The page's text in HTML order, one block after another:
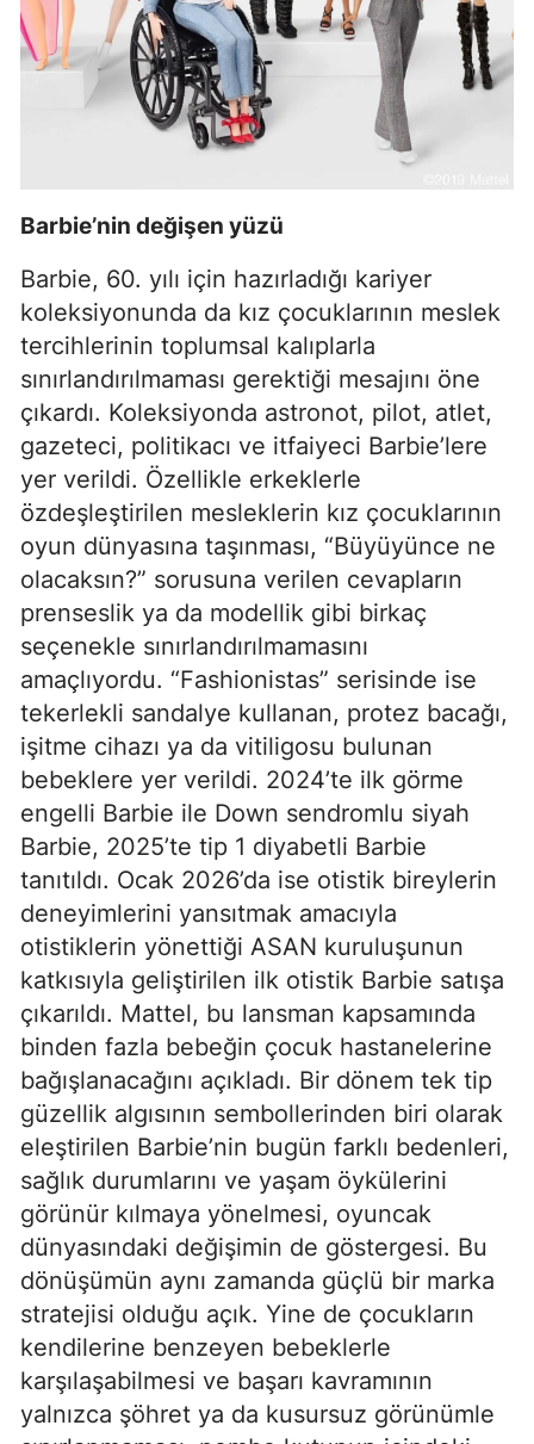
Barbie’nin değişen yüzü
Barbie, 60. yılı için hazırladığı kariyer
koleksiyonunda da kız çocuklarının meslek
tercihlerinin toplumsal kalıplarla
sınırlandırılmaması gerektiği mesajını öne
çıkardı. Koleksiyonda astronot, pilot, atlet,
gazeteci, politikacı ve itfaiyeci Barbie’lere
yer verildi. Özellikle erkeklerle
özdeşleştirilen mesleklerin kız çocuklarının
oyun dünyasına taşınması, “Büyüyünce ne
olacaksın?” sorusuna verilen cevapların
prenseslik ya da modellik gibi birkaç
seçenekle sınırlandırılmamasını
amaçlıyordu. “Fashionistas” serisinde ise
tekerlekli sandalye kullanan, protez bacağı,
işitme cihazı ya da vitiligosu bulunan
bebeklere yer verildi. 2024’te ilk görme
engelli Barbie ile Down sendromlu siyah
Barbie, 2025’te tip 1 diyabetli Barbie
tanıtıldı. Ocak 2026’da ise otistik bireylerin
deneyimlerini yansıtmak amacıyla
otistiklerin yönettiği ASAN kuruluşunun
katkısıyla geliştirilen ilk otistik Barbie satışa
çıkarıldı. Mattel, bu lansman kapsamında
binden fazla bebeğin çocuk hastanelerine
bağışlanacağını açıkladı. Bir dönem tek tip
güzellik algısının sembollerinden biri olarak
eleştirilen Barbie’nin bugün farklı bedenleri,
sağlık durumlarını ve yaşam öykülerini
görünür kılmaya yönelmesi, oyuncak
dünyasındaki değişimin de göstergesi. Bu
dönüşümün aynı zamanda güçlü bir marka
stratejisi olduğu açık. Yine de çocukların
kendilerine benzeyen bebeklerle
karşılaşabilmesi ve başarı kavramının
yalnızca şöhret ya da kusursuz görünümle